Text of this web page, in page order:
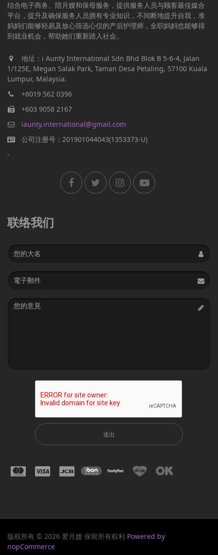
结合电子商务、陪月嫂和保母服务，提供服务人员与顾客最佳媒合
平台，提升及确保服务人员拥有专业知识，不间断地提升自我，准
妈妈们能够轻易及放心筛选心仪的产后护理师，全职妈妈也能够得
到就业机会，帮助她们重新踏入社会。
地址：i Aunty International Sdn Bhd Blok B 5-6-4, Jalan
1/125E, Megan Salak Park, Taman Desa Petaling, 57100 Kuala
Lumpur, Malaysia.
+6019 562 0396
+603 9058 2167
iaunty.international@gmail.com
公司注册号：201901044043(1353373-U)
-
联络我们
Name
Email
address
Message
送出
版权所有 © 2026 爱月嫂 保留所有权利 Powered by
nopCommerce